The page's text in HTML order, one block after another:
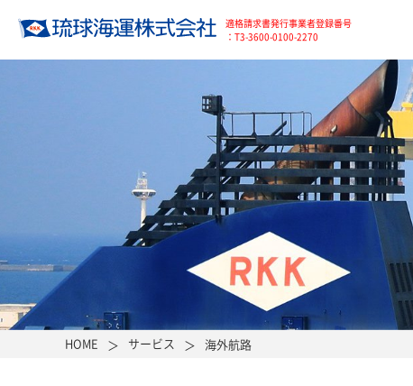
適格請求書発行事業者登録番号
：T3-3600-0100-2270
HOME サービス 海外航路